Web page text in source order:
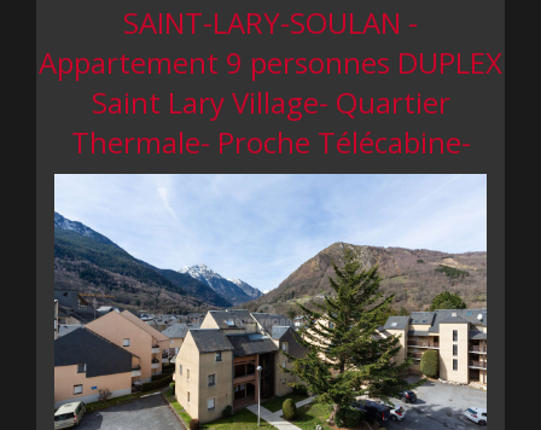
SAINT-LARY-SOULAN -
Appartement 9 personnes DUPLEX
Saint Lary Village- Quartier
Thermale- Proche Télécabine-